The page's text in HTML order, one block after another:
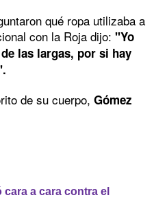
qué ropa utilizaba a
con la Roja dijo: "Yo
las largas, por si hay
de su cuerpo, Gómez
a cara contra el